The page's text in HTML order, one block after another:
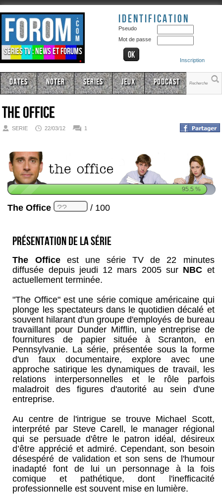
Séries TV : news et forums
Identification
Pseudo
Mot de passe
Inscription
Dates Noter Series Jeux Podcast
The Office
SERIE 22/03/12 1
95.5%
The Office / 100
Présentation de la série
The Officeest une série TV de 22 minutes
diffusée depuis jeudi 12 mars 2005 sur NBC et
actuellement terminée.
"The Office" est une série comique américaine qui
plonge les spectateurs dans le quotidien décalé et
souvent hilarant d'un groupe d'employés de bureau
travaillant pour Dunder Mifflin, une entreprise de
fournitures de papier située à Scranton, en
Pennsylvanie. La série, présentée sous la forme
d'un faux documentaire, explore avec une
approche satirique les dynamiques de travail, les
relations interpersonnelles et le rôle parfois
maladroit des figures d'autorité au sein d'une
entreprise.
Au centre de l'intrigue se trouve Michael Scott,
interprété par Steve Carell, le manager régional
qui se persuade d'être le patron idéal, désireux
d’être apprécié et admiré. Cependant, son besoin
désespéré de validation et son sens de l'humour
inadapté font de lui un personnage à la fois
comique et pathétique, dont l'inefficacité
professionnelle est souvent mise en lumière.